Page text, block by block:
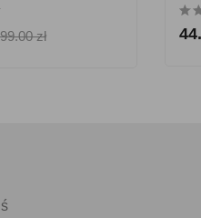
99.00 zł